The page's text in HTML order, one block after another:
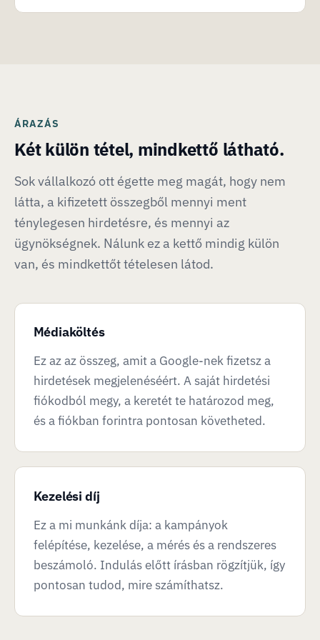
ÁRAZÁS
Két külön tétel, mindkettő látható.
Sok vállalkozó ott égette meg magát, hogy nem
látta, a kifizetett összegből mennyi ment
ténylegesen hirdetésre, és mennyi az
ügynökségnek. Nálunk ez a kettő mindig külön
van, és mindkettőt tételesen látod.
Médiaköltés
Ez az az összeg, amit a Google-nek fizetsz a
hirdetések megjelenéséért. A saját hirdetési
fiókodból megy, a keretét te határozod meg,
és a fiókban forintra pontosan követheted.
Kezelési díj
Ez a mi munkánk díja: a kampányok
felépítése, kezelése, a mérés és a rendszeres
beszámoló. Indulás előtt írásban rögzítjük, így
pontosan tudod, mire számíthatsz.